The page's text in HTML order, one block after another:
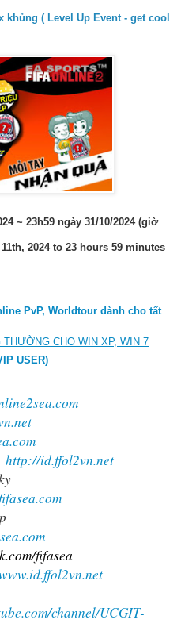
khủng ( Level Up Event - get cool
~ 23h59 ngày 31/10/2024 (giờ
2024 to 23 hours 59 minutes
PvP, Worldtour dành cho tất
CHO WIN XP, WIN 7
USER)
http://id.ffol2vn.net
fifasea
channel/UCGIT-